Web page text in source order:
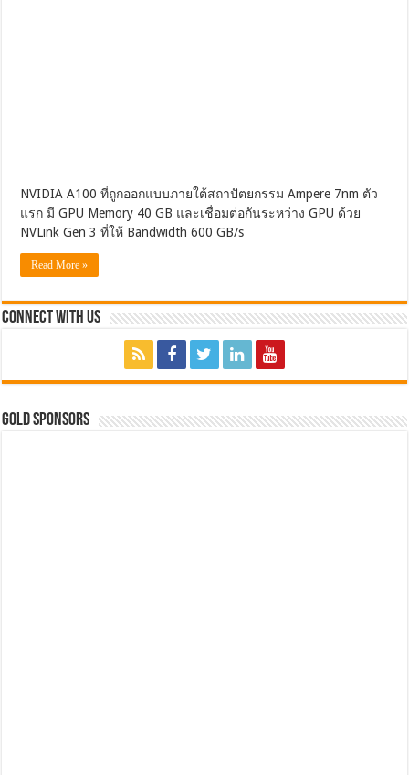
NVIDIA A100 ที่ถูกออกแบบภายใต้สถาปัตยกรรม Ampere 7nm ตัว
แรก มี GPU Memory 40 GB และเชื่อมต่อกันระหว่าง GPU ด้วย
NVLink Gen 3 ที่ให้ Bandwidth 600 GB/s
Read More »
Connect with Us
GOLD SPONSORS